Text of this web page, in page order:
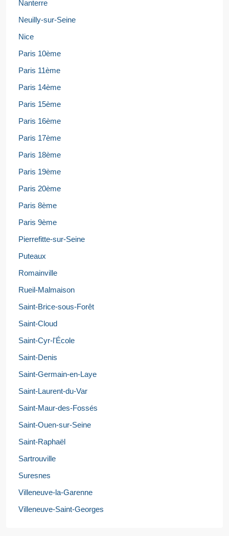
Nanterre
Neuilly-sur-Seine
Nice
Paris 10ème
Paris 11ème
Paris 14ème
Paris 15ème
Paris 16ème
Paris 17ème
Paris 18ème
Paris 19ème
Paris 20ème
Paris 8ème
Paris 9ème
Pierrefitte-sur-Seine
Puteaux
Romainville
Rueil-Malmaison
Saint-Brice-sous-Forêt
Saint-Cloud
Saint-Cyr-l'École
Saint-Denis
Saint-Germain-en-Laye
Saint-Laurent-du-Var
Saint-Maur-des-Fossés
Saint-Ouen-sur-Seine
Saint-Raphaël
Sartrouville
Suresnes
Villeneuve-la-Garenne
Villeneuve-Saint-Georges